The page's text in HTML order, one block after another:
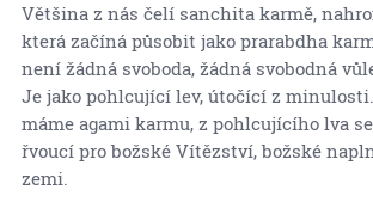
Většina z nás čelí sanchita karmě,
která začíná působit jako prarabdha
není žádná svoboda, žádná svobodná
Je jako pohlcující lev, útočící z
máme agami karmu, z pohlcujícího lva
řvoucí pro božské Vítězství, božské
zemi.